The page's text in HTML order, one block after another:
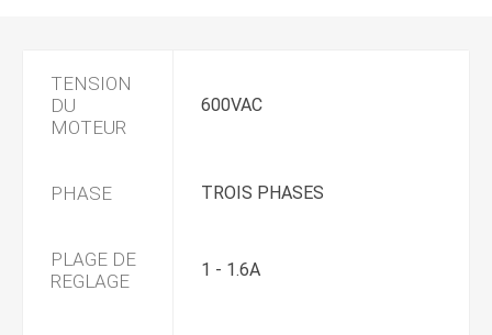
TENSION
DU
MOTEUR
600VAC
PHASE TROIS PHASES
PLAGE DE
REGLAGE
1 - 1.6A